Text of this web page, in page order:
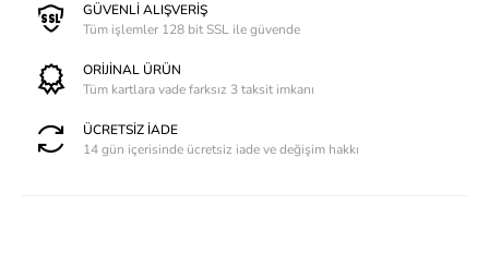
GÜVENLİ ALIŞVERİŞ
Tüm işlemler 128 bit SSL ile güvende
ORİJİNAL ÜRÜN
Tüm kartlara vade farksız 3 taksit imkanı
ÜCRETSİZ İADE
14 gün içerisinde ücretsiz iade ve değişim hakkı